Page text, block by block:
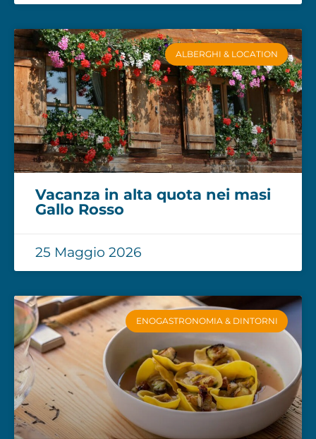
ALBERGHI & LOCATION
Vacanza in alta quota nei masi
Gallo Rosso
25 Maggio 2026
ENOGASTRONOMIA & DINTORNI